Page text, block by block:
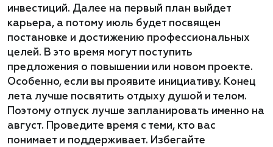
инвестиций. Далее на первый план выйдет
карьера, а потому июль будет посвящен
постановке и достижению профессиональных
целей. В это время могут поступить
предложения о повышении или новом проекте.
Особенно, если вы проявите инициативу. Конец
лета лучше посвятить отдыху душой и телом.
Поэтому отпуск лучше запланировать именно на
август. Проведите время с теми, кто вас
понимает и поддерживает. Избегайте